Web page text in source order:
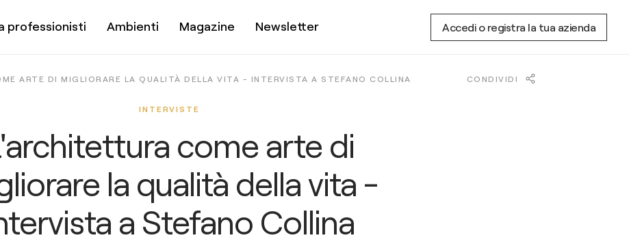
professionisti Ambienti Magazine Newsletter Accedi o registra la tua azienda
ARTE DI MIGLIORARE LA QUALITÀ DELLA VITA - INTERVISTA A STEFANO COLLINA CONDIVIDI
INTERVISTE
come arte di
la qualità della vita -
a Stefano Collina